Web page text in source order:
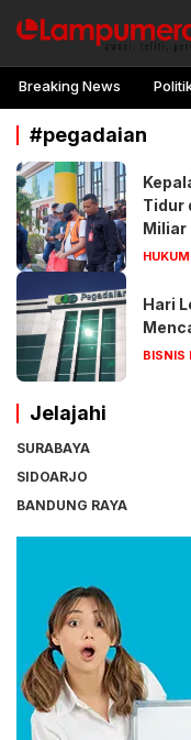
lampu merah
Awasi, teliti, peringati
Breaking News
#pegadaian
Tidur
Miliar
HUKUM
Hari
BISNIS
Jelajahi
SURABAYA
SIDOARJO
BANDUNG RAYA